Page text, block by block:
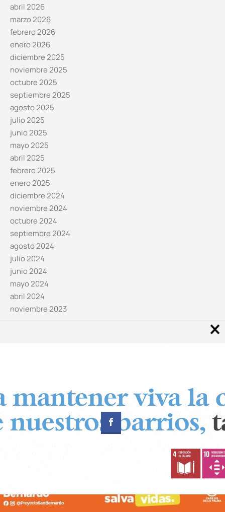
abril 2026
marzo 2026
febrero 2026
enero 2026
diciembre 2025
noviembre 2025
octubre 2025
septiembre 2025
agosto 2025
julio 2025
junio 2025
mayo 2025
abril 2025
febrero 2025
enero 2025
diciembre 2024
noviembre 2024
octubre 2024
septiembre 2024
agosto 2024
julio 2024
junio 2024
mayo 2024
abril 2024
noviembre 2023
© Copyright 2024 Canal 11 La Palma.